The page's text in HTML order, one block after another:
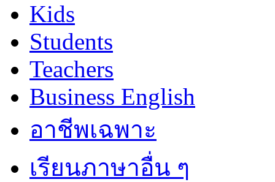
Kids
Students
Teachers
Business English
อาชีพเฉพาะ
เรียนภาษาอื่น ๆ